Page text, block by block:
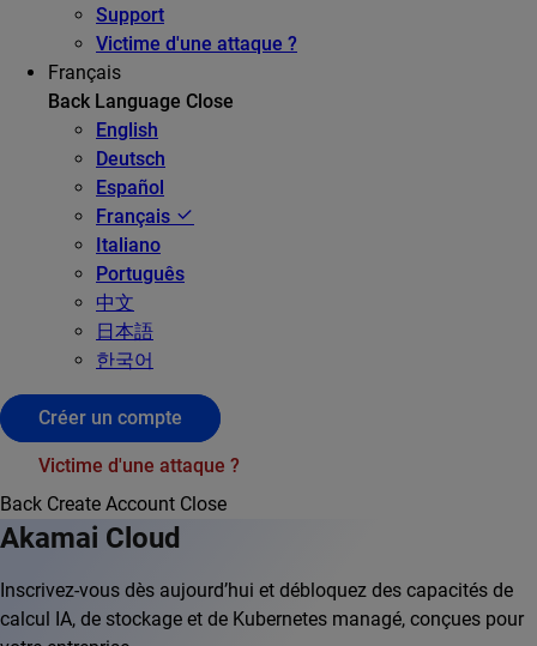
Support
Victime d'une attaque ?
Français
Back Language Close
English
Deutsch
Español
Français
Italiano
Português
中文
日本語
한국어
Créer un compte
Victime d'une attaque ?
Back Create Account Close
Akamai Cloud
Inscrivez-vous dès aujourd’hui et débloquez des capacités de
calcul IA, de stockage et de Kubernetes managé, conçues pour